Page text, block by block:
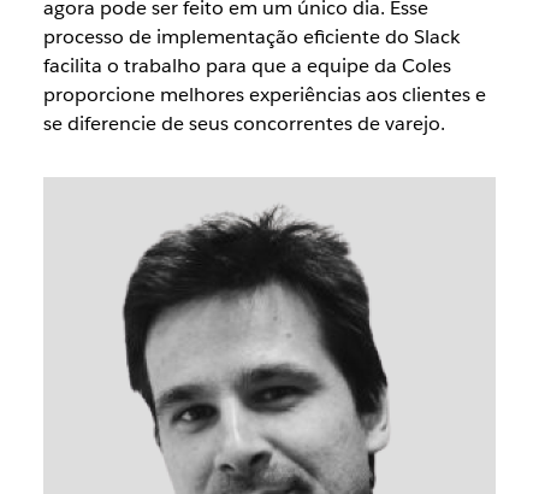
agora pode ser feito em um único dia. Esse
processo de implementação eficiente do Slack
facilita o trabalho para que a equipe da Coles
proporcione melhores experiências aos clientes e
se diferencie de seus concorrentes de varejo.